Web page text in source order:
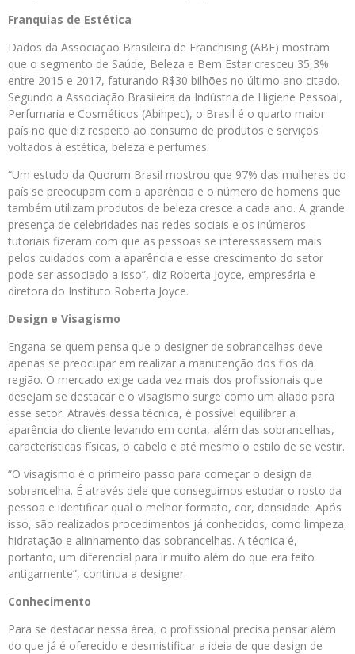
Franquias de Estética
Dados da Associação Brasileira de Franchising (ABF) mostram
que o segmento de Saúde, Beleza e Bem Estar cresceu 35,3%
entre 2015 e 2017, faturando R$30 bilhões no último ano citado.
Segundo a Associação Brasileira da Indústria de Higiene Pessoal,
Perfumaria e Cosméticos (Abihpec), o Brasil é o quarto maior
país no que diz respeito ao consumo de produtos e serviços
voltados à estética, beleza e perfumes.
“Um estudo da Quorum Brasil mostrou que 97% das mulheres do
país se preocupam com a aparência e o número de homens que
também utilizam produtos de beleza cresce a cada ano. A grande
presença de celebridades nas redes sociais e os inúmeros
tutoriais fizeram com que as pessoas se interessassem mais
pelos cuidados com a aparência e esse crescimento do setor
pode ser associado a isso”, diz Roberta Joyce, empresária e
diretora do Instituto Roberta Joyce.
Design e Visagismo
Engana-se quem pensa que o designer de sobrancelhas deve
apenas se preocupar em realizar a manutenção dos fios da
região. O mercado exige cada vez mais dos profissionais que
desejam se destacar e o visagismo surge como um aliado para
esse setor. Através dessa técnica, é possível equilibrar a
aparência do cliente levando em conta, além das sobrancelhas,
características físicas, o cabelo e até mesmo o estilo de se vestir.
“O visagismo é o primeiro passo para começar o design da
sobrancelha. É através dele que conseguimos estudar o rosto da
pessoa e identificar qual o melhor formato, cor, densidade. Após
isso, são realizados procedimentos já conhecidos, como limpeza,
hidratação e alinhamento das sobrancelhas. A técnica é,
portanto, um diferencial para ir muito além do que era feito
antigamente”, continua a designer.
Conhecimento
Para se destacar nessa área, o profissional precisa pensar além
do que já é oferecido e desmistificar a ideia de que design de